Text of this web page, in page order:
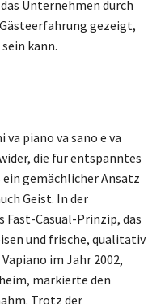
Unternehmen durch
gezeigt,
kann.
piano va sano e va
die für entspanntes
ein gemächlicher Ansatz
Geist. In der
Casual-Prinzip, das
und frische, qualitativ
im Jahr 2002,
markierte den
Trotz der